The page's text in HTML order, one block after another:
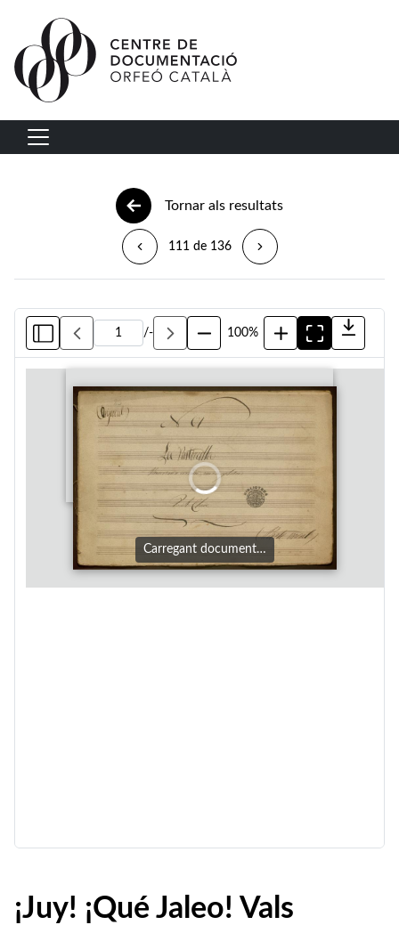
Vés al contingut
Navegació principal
Tornar als resultats
111 de 136
/- 100%
Carregant document…
¡Juy! ¡Qué Jaleo! Vals